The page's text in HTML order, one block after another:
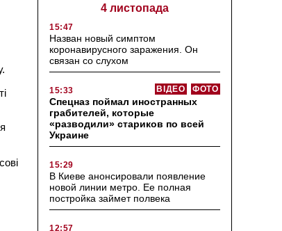
4 листопада
15:47
Назван новый симптом
коронавирусного заражения. Он
связан со слухом
15:33 ФОТО
ВІДЕО
Спецназ поймал иностранных
грабителей, которые
«разводили» стариков по всей
Украине
15:29
В Киеве анонсировали появление
новой линии метро. Ее полная
постройка займет полвека
12:57